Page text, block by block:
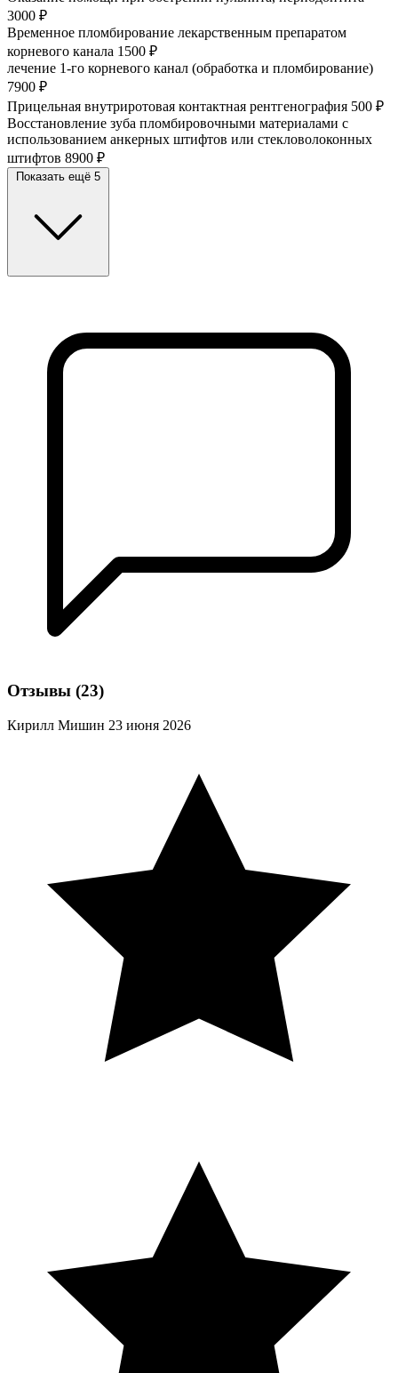
3000 ₽
Временное пломбирование лекарственным препаратом
корневого канала 1500 ₽
лечение 1-го корневого канал (обработка и пломбирование)
7900 ₽
Прицельная внутриротовая контактная рентгенография 500 ₽
Восстановление зуба пломбировочными материалами с
использованием анкерных штифтов или стекловолоконных
штифтов 8900 ₽
Показать ещё 5
Отзывы (23)
Кирилл Мишин 23 июня 2026